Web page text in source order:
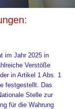
im Jahr 2025 in
Verstöße
in Artikel 1 Abs. 1
festgestellt. Das
Stelle zur
für die Wahrung